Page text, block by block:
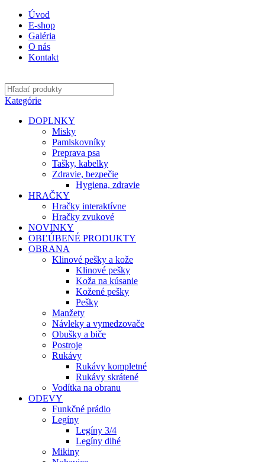
Úvod
E-shop
Galéria
O nás
Kontakt
Kategórie
DOPLNKY
Misky
Pamlskovníky
Preprava psa
Tašky, kabelky
Zdravie, bezpečie
Hygiena, zdravie
HRAČKY
Hračky interaktívne
Hračky zvukové
NOVINKY
OBĽÚBENÉ PRODUKTY
OBRANA
Klinové pešky a kože
Klinové pešky
Koža na kúsanie
Kožené pešky
Pešky
Manžety
Návleky a vymedzovače
Obušky a biče
Postroje
Rukávy
Rukávy kompletné
Rukávy skrátené
Vodítka na obranu
ODEVY
Funkčné prádlo
Legíny
Legíny 3/4
Legíny dlhé
Mikiny